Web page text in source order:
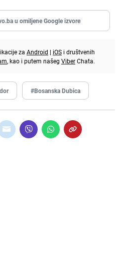
u omiljene Google izvore
za Android | iOS i društvenih
, kao i putem našeg ViberChata.
#Bosanska Dubica